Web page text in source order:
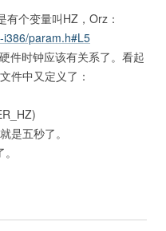
个变量叫HZ，Orz：
i386/param.h#L5
件时钟应该有关系了。看起
件中又定义了：
是五秒了。